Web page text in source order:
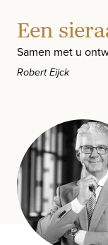
Een
Samen met u
Robert Eijck